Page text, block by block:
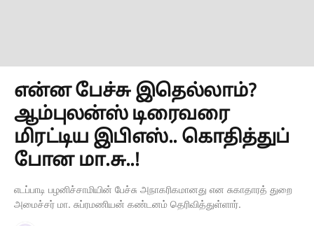
என்ன பேச்சு இதெல்லாம்?
ஆம்புலன்ஸ் டிரைவரை
மிரட்டிய இபிஎஸ்.. கொதித்துப்
போன மா.சு..!
எடப்பாடி பழனிச்சாமியின் பேச்சு அநாகரிகமானது என சுகாதாரத் துறை
அமைச்சர் மா. சுப்ரமணியன் கண்டனம் தெரிவித்துள்ளார்.